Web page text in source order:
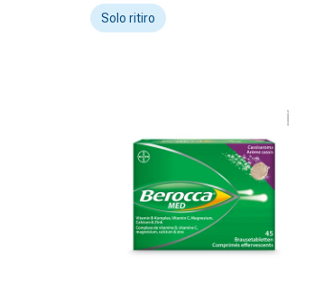
il
cambio
Trattamento
delle
Spray
ferite
Solo ritiro